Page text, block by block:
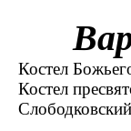
Костел
Костел
Слободковский